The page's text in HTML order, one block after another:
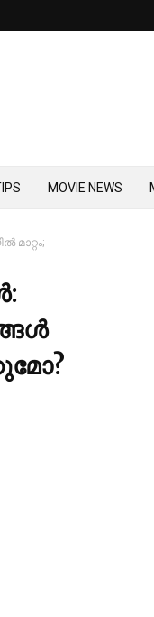
MOVIE NEWS
മാറ്റം;